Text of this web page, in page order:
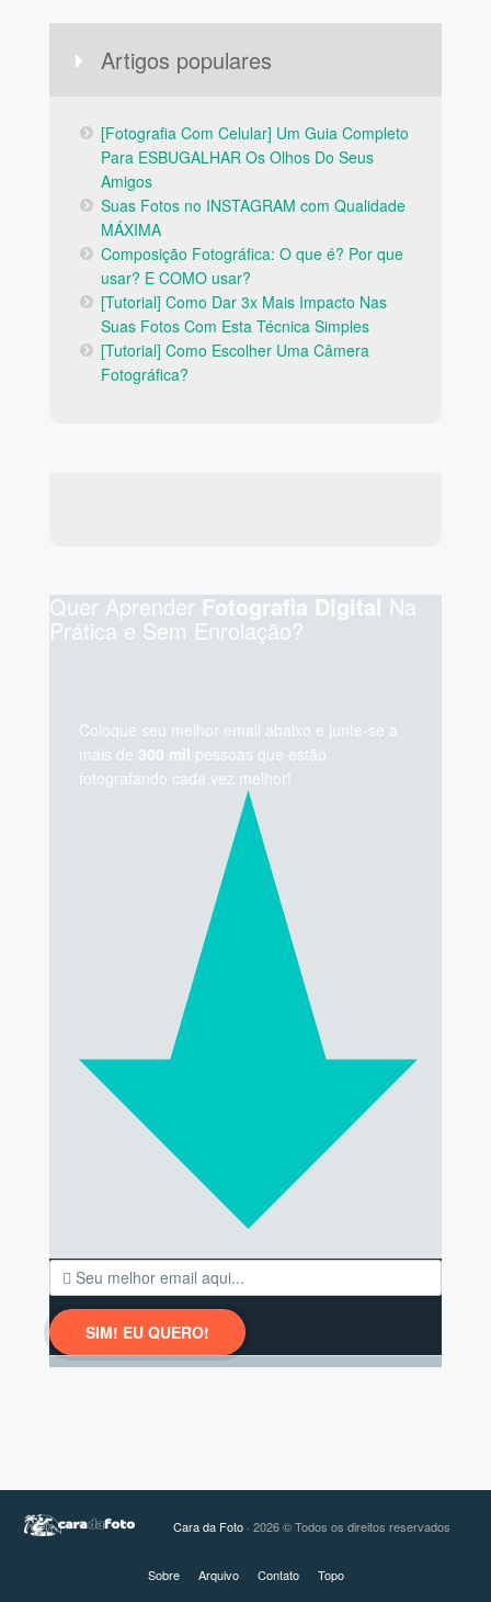
Artigos populares
[Fotografia Com Celular] Um Guia Completo
Para ESBUGALHAR Os Olhos Do Seus
Amigos
Suas Fotos no INSTAGRAM com Qualidade
MÁXIMA
Composição Fotográfica: O que é? Por que
usar? E COMO usar?
[Tutorial] Como Dar 3x Mais Impacto Nas
Suas Fotos Com Esta Técnica Simples
[Tutorial] Como Escolher Uma Câmera
Fotográfica?
Quer Aprender Fotografia Digital Na
Prática e Sem Enrolação?
Coloque seu melhor email abaixo e junte-se a
mais de 300 mil pessoas que estão
fotografando cada vez melhor!
Cara da Foto· 2026 © Todos os direitos reservados
Sobre Arquivo Contato Topo